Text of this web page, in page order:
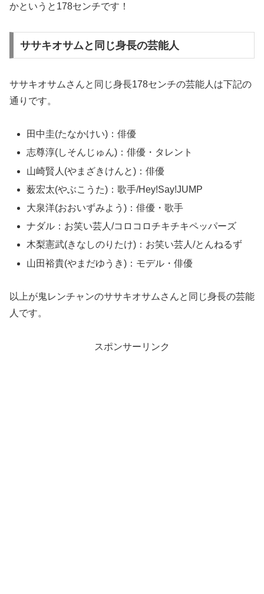
かというと178センチです！
ササキオサムと同じ身長の芸能人
ササキオサムさんと同じ身長178センチの芸能人は下記の
通りです。
田中圭(たなかけい)：俳優
志尊淳(しそんじゅん)：俳優・タレント
山崎賢人(やまざきけんと)：俳優
薮宏太(やぶこうた)：歌手/Hey!Say!JUMP
大泉洋(おおいずみよう)：俳優・歌手
ナダル：お笑い芸人/コロコロチキチキペッパーズ
木梨憲武(きなしのりたけ)：お笑い芸人/とんねるず
山田裕貴(やまだゆうき)：モデル・俳優
以上が鬼レンチャンのササキオサムさんと同じ身長の芸能
人です。
スポンサーリンク